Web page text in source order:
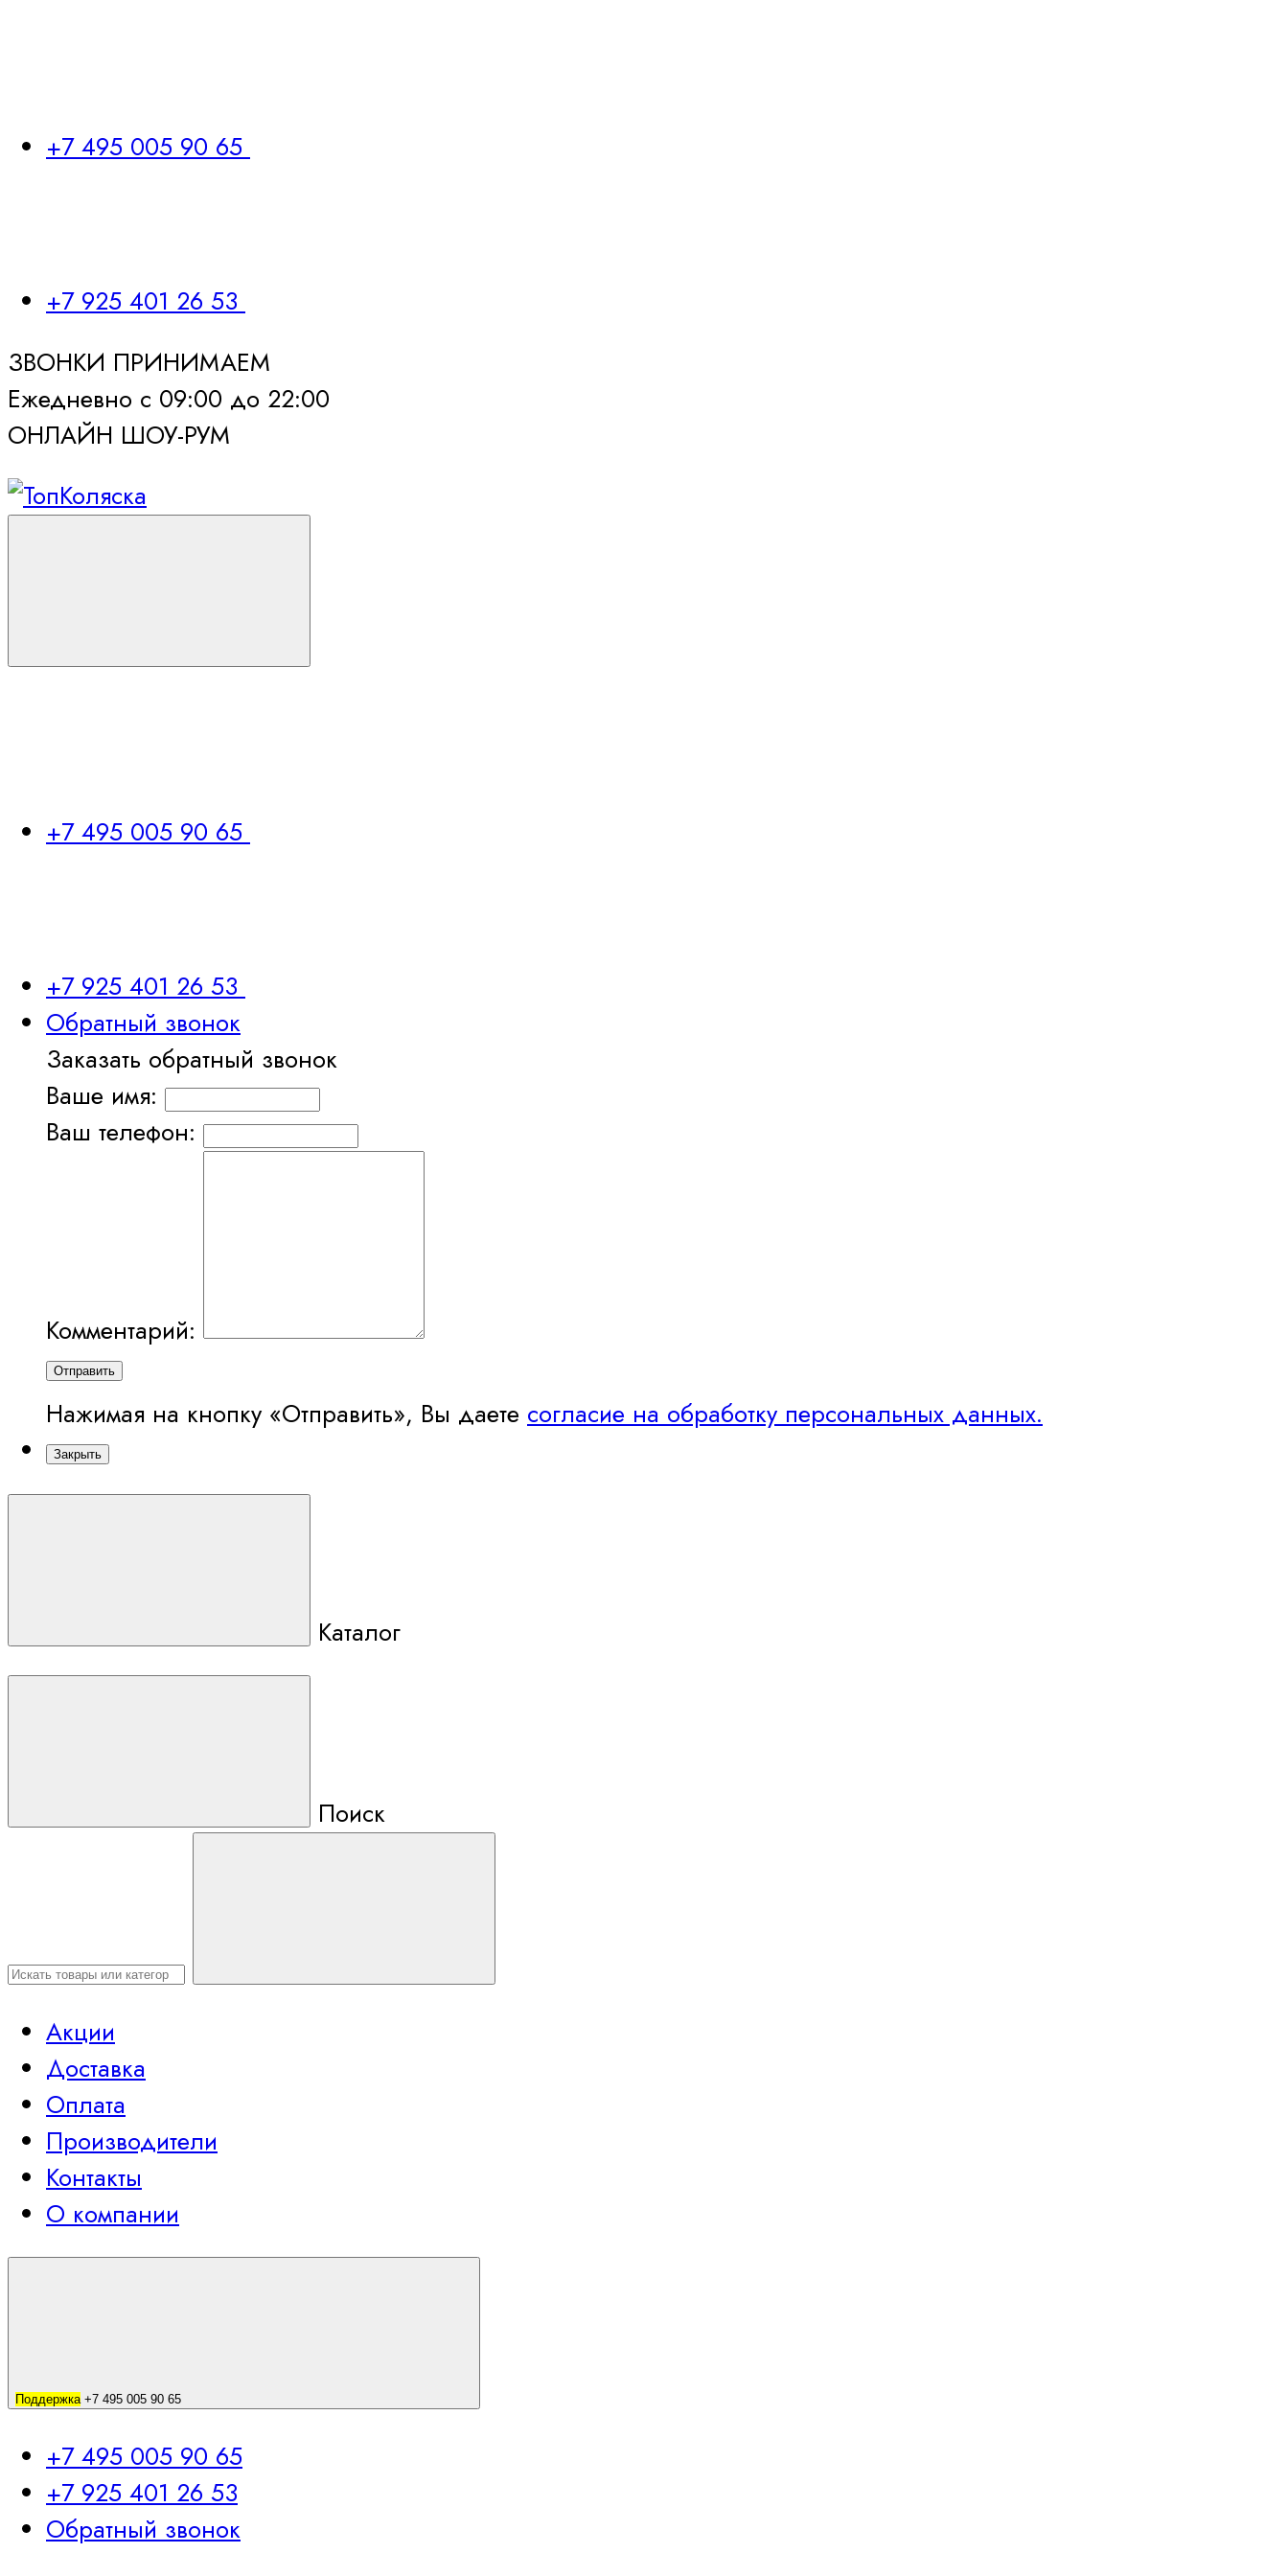
+7 495 005 90 65
+7 925 401 26 53
ЗВОНКИ ПРИНИМАЕМ
Ежедневно с 09:00 до 22:00
ОНЛАЙН ШОУ-РУМ
+7 495 005 90 65
+7 925 401 26 53
Обратный звонок
Заказать обратный звонок
Ваше имя:
Ваш телефон:
Комментарий:
Отправить
Нажимая на кнопку «Отправить», Вы даете согласие на обработку персональных данных.
Закрыть
Каталог
Поиск
Акции
Доставка
Оплата
Производители
Контакты
О компании
Поддержка+7 495 005 90 65
+7 495 005 90 65
+7 925 401 26 53
Обратный звонок